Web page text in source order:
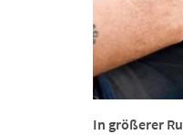
In größerer